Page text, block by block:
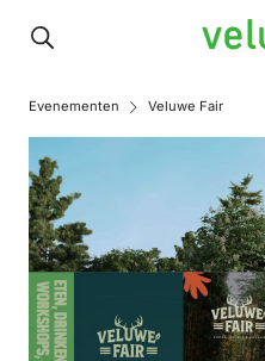
Veluwe
Evenementen Veluwe Fair